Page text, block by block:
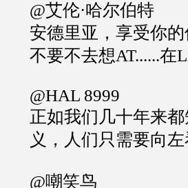
@艾伦·哈尔伯特
安德里亚，享受你
不要不去想AT......在
@HAL 8999
正如我们几十年来
义，人们只需要向左
@嘲笑鸟